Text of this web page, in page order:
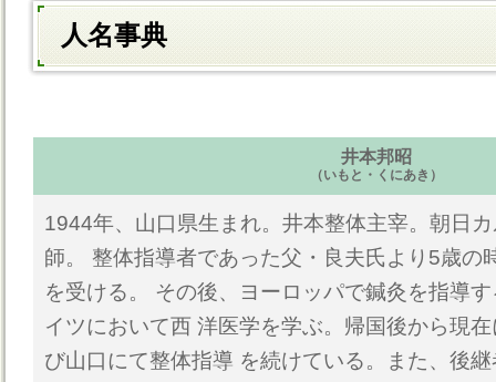
人名事典
井本邦昭
（いもと・くにあき）
1944年、山口県生まれ。井本整体主宰。朝日
師。 整体指導者であった父・良夫氏より5歳の
を受ける。 その後、ヨーロッパで鍼灸を指導
イツにおいて西 洋医学を学ぶ。帰国後から現
び山口にて整体指導 を続けている。また、後